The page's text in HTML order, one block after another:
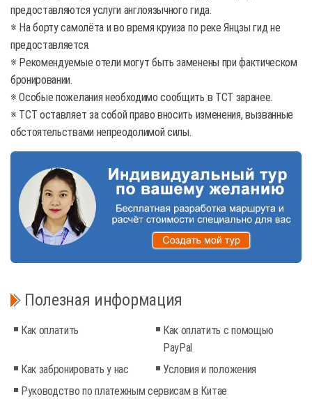
предоставляются услуги англоязычного гида.
※ На борту самолёта и во время круиза по реке Янцзы гид не
предоставляется.
※ Рекомендуемые отели могут быть заменены при фактическом
бронировании.
※ Особые пожелания необходимо сообщить в TCT заранее.
※ TCT оставляет за собой право вносить изменения, вызванные
обстоятельствами непреодолимой силы.
Полезная информация
Как оплатить
Как оплатить с помощью
PayPal
Как забронировать у нас
Условия и положения
Руководство по платежным сервисам в Китае